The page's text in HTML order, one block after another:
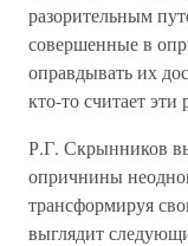
разорительным
совершенные в
оправдывать их
кто-то считает
Р.Г. Скрынников
опричнины
трансформируя
выглядит